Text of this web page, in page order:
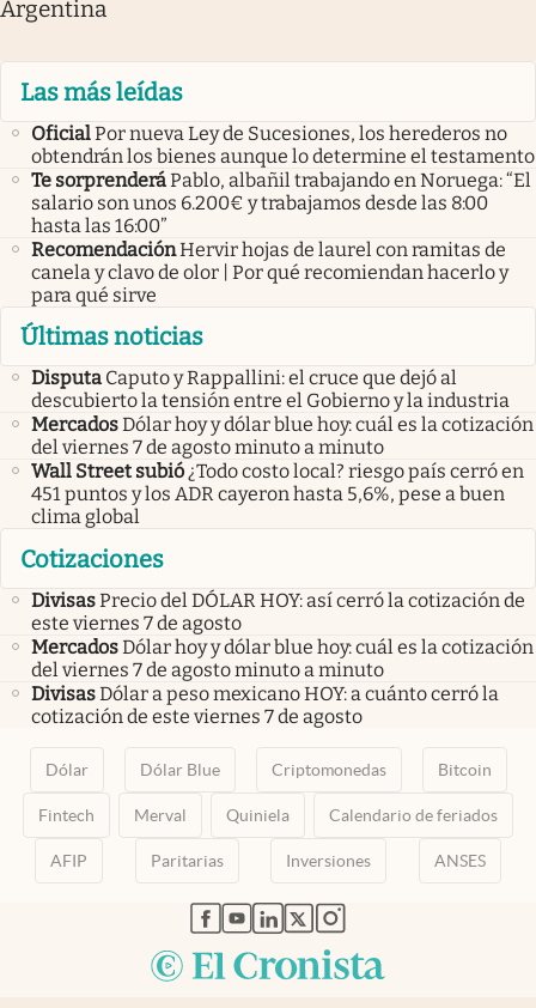
Argentina
Las más leídas
OficialPor nueva Ley de Sucesiones, los herederos no
obtendrán los bienes aunque lo determine el testamento
Te sorprenderáPablo, albañil trabajando en Noruega: “El
salario son unos 6.200€ y trabajamos desde las 8:00
hasta las 16:00”
RecomendaciónHervir hojas de laurel con ramitas de
canela y clavo de olor | Por qué recomiendan hacerlo y
para qué sirve
Últimas noticias
Disputa Caputo y Rappallini: el cruce que dejó al
descubierto la tensión entre el Gobierno y la industria
MercadosDólar hoy y dólar blue hoy: cuál es la cotización
del viernes 7 de agosto minuto a minuto
Wall Street subió¿Todo costo local? riesgo país cerró en
451 puntos y los ADR cayeron hasta 5,6%, pese a buen
clima global
Cotizaciones
DivisasPrecio del DÓLAR HOY: así cerró la cotización de
este viernes 7 de agosto
MercadosDólar hoy y dólar blue hoy: cuál es la cotización
del viernes 7 de agosto minuto a minuto
DivisasDólar a peso mexicano HOY: a cuánto cerró la
cotización de este viernes 7 de agosto
Dólar Dólar Blue Criptomonedas Bitcoin
Fintech Merval Quiniela Calendario de feriados
AFIP Paritarias Inversiones ANSES
abre en nueva pestaña
abre en nueva pestaña
abre en nueva pestaña
abre en nueva pestaña
abre en nueva pestaña